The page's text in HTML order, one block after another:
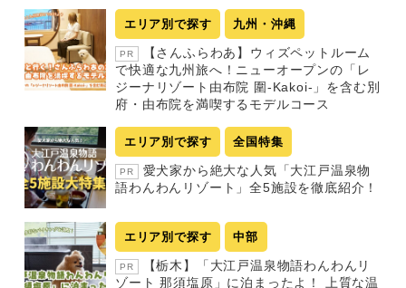
エリア別で探す 九州・沖縄
PR
【さんふらわあ】ウィズペットルーム
で快適な九州旅へ！ニューオープンの「レ
ジーナリゾート由布院 圍-Kakoi-」を含む別
府・由布院を満喫するモデルコース
エリア別で探す 全国特集
PR
愛犬家から絶大な人気「大江戸温泉物
語わんわんリゾート」全5施設を徹底紹介！
エリア別で探す 中部
PR
【栃木】「大江戸温泉物語わんわんリ
ゾート 那須塩原」に泊まったよ！ 上質な温